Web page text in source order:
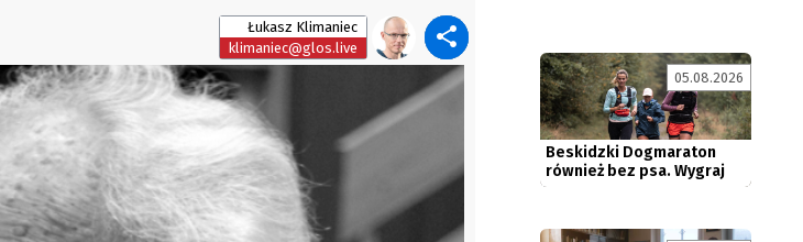
Łukasz Klimaniec
klimaniec@glos.live
05.08.2026
Beskidzki Dogmaraton
również bez psa. Wygraj
darmowe...